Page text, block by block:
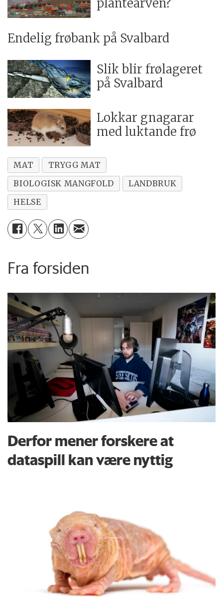
plantearven?
Endelig frøbank på Svalbard
Slik blir frølageret
på Svalbard
Lokkar gnagarar
med luktande frø
MAT
TRYGG MAT
BIOLOGISK MANGFOLD
LANDBRUK
HELSE
Fra forsiden
Derfor mener forskere at
dataspill kan være nyttig